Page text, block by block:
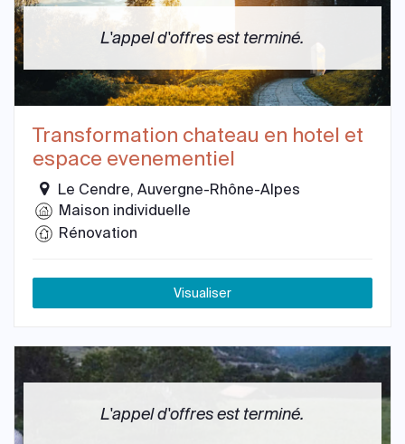
L'appel d'offres est terminé.
Transformation chateau en hotel et
espace evenementiel
Le Cendre, Auvergne-Rhône-Alpes
Maison individuelle
Rénovation
Visualiser
L'appel d'offres est terminé.